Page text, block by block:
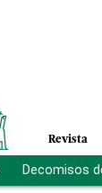
Revista
Decomisos